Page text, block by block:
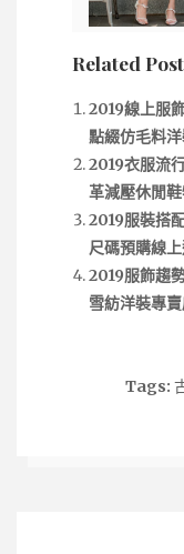
Related
2019線上服
點綴仿毛料
2019衣服流
革減壓休閒
2019服裝搭
尺碼預購線
2019服飾趨
雪紡洋裝專
Tags: